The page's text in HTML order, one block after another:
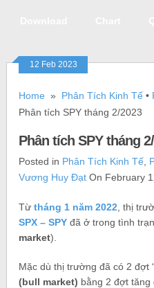
12 Feb 2023
Home » Phân Tích Kinh Tế •
Phân tích SPY tháng 2/2023
Phân tích SPY tháng
Posted in Phân Tích Kinh Tế
Vương Huy Đạt On February
Từtháng 1 năm 2022 , thị
SPX – SPY đã ở trong tình
market).
Mặc dù thị trường đã có 2 đợt
(bull market) bằng 2 đợt tăng